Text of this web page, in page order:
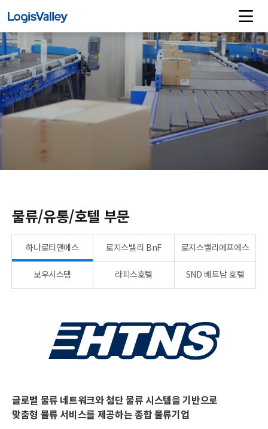
물류/유통/호텔 부문
하나로티앤에스 로지스밸리 BnF 로지스밸리에프에스
보우시스템 라피스호텔 SND 베트남 호텔
글로벌 물류 네트워크와 첨단 물류 시스템을 기반으로
맞춤형 물류 서비스를 제공하는 종합 물류기업